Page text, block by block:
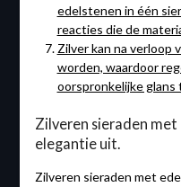
edelstenen in één
reacties die de
Zilver kan na verloop
worden, waardoor
oorspronkelijke glans
Zilveren sieraden
elegantie uit.
Zilveren sieraden met